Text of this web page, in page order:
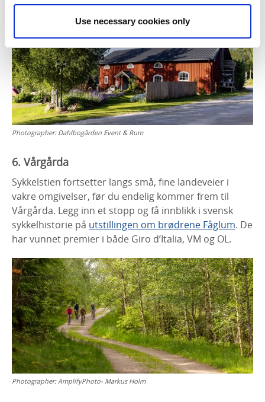
Use necessary cookies only
Photographer: Dahlbogården Event & Rum
6. Vårgårda
Sykkelstien fortsetter langs små, fine landeveier i
vakre omgivelser, før du endelig kommer frem til
Vårgårda. Legg inn et stopp og få innblikk i svensk
sykkelhistorie på utstillingen om brødrene Fåglum. De
har vunnet premier i både Giro d’Italia, VM og OL.
Photographer: AmplifyPhoto- Markus Holm